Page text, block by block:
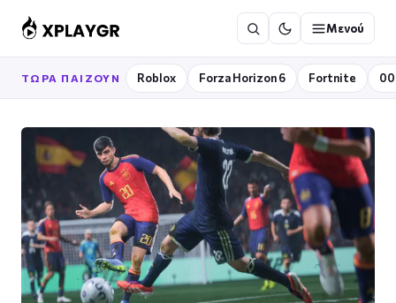
στο
περιεχόμενο
Μενού
ΤΏΡΑ ΠΑΊΖΟΥΝ Roblox Forza Horizon 6 Fortnite